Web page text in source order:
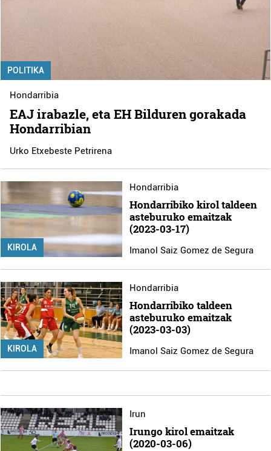
POLITIKA
Hondarribia
EAJ irabazle, eta EH Bilduren gorakada
Hondarribian
Urko Etxebeste Petrirena
KIROLA
Hondarribia
Hondarribiko kirol taldeen
asteburuko emaitzak
(2023-03-17)
Imanol Saiz Gomez de Segura
KIROLA
Hondarribia
Hondarribiko taldeen
asteburuko emaitzak
(2023-03-03)
Imanol Saiz Gomez de Segura
Irun
Irungo kirol emaitzak
(2020-03-06)